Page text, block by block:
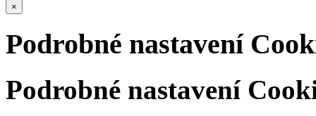
×
Podrobné nastavení
Podrobné nastavení